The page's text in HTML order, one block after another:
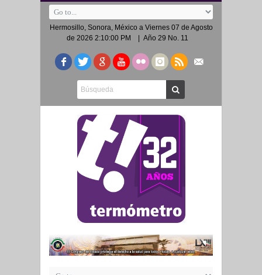
Hermosillo, Sonora, México a Viernes 07 de Agosto
de 2026 2:10:00 PM
| Año 29 No. 11